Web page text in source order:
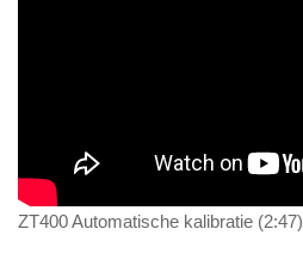
ZT400 Automatische kalibratie (2:47)